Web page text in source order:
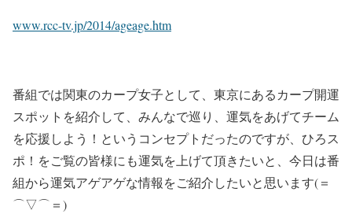
www.rcc-tv.jp/2014/ageage.htm
番組では関東のカープ女子として、東京にあるカープ開運
スポットを紹介して、みんなで巡り、運気をあげてチーム
を応援しよう！というコンセプトだったのですが、ひろス
ポ！をご覧の皆様にも運気を上げて頂きたいと、今日は番
組から運気アゲアゲな情報をご紹介したいと思います(＝
⌒▽⌒＝)